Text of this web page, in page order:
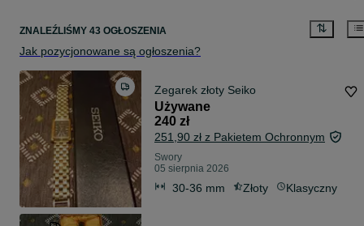
ZNALEŹLIŚMY 43 OGŁOSZENIA
Jak pozycjonowane są ogłoszenia?
Zegarek złoty Seiko
Używane
240 zł
251,90 zł z Pakietem Ochronnym
Swory
05 sierpnia 2026
30-36 mm Złoty Klasyczny